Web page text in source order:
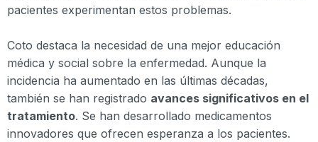
pacientes experimentan estos problemas.
Coto destaca la necesidad de una mejor educación
médica y social sobre la enfermedad. Aunque la
incidencia ha aumentado en las últimas décadas,
también se han registrado avances significativos en el
tratamiento. Se han desarrollado medicamentos
innovadores que ofrecen esperanza a los pacientes.